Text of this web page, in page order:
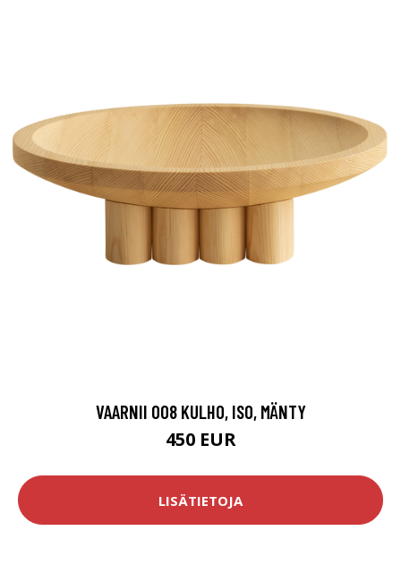
VAARNII 008 KULHO, ISO, MÄNTY
450 EUR
LISÄTIETOJA